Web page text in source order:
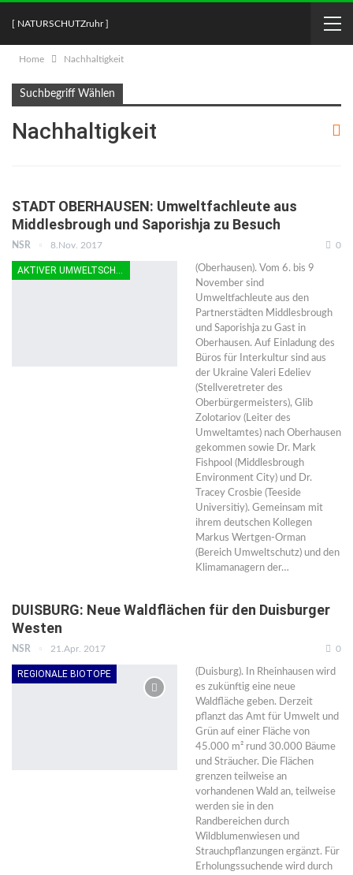
[ NATURSCHUTZruhr ]
Home Nachhaltigkeit
Suchbegriff Wählen
Nachhaltigkeit
STADT OBERHAUSEN: Umweltfachleute aus
Middlesbrough und Saporishja zu Besuch
NSR 8.Nov. 2017 0
(Oberhausen). Vom 6. bis 9
November sind
Umweltfachleute aus den
Partnerstädten Middlesbrough
und Saporishja zu Gast in
Oberhausen. Auf Einladung des
Büros für Interkultur sind aus
der Ukraine Valeri Edeliev
(Stellveretreter des
Oberbürgermeisters), Glib
Zolotariov (Leiter des
Umweltamtes) nach Oberhausen
gekommen sowie Dr. Mark
Fishpool (Middlesbrough
Environment City) und Dr.
Tracey Crosbie (Teeside
Universitiy). Gemeinsam mit
ihrem deutschen Kollegen
Markus Wertgen-Orman
(Bereich Umweltschutz) und den
Klimamanagern der…
DUISBURG: Neue Waldflächen für den Duisburger
Westen
NSR 21.Apr. 2017 0
REGIONALE BIOTOPE
(Duisburg). In Rheinhausen wird
es zukünftig eine neue
Waldfläche geben. Derzeit
pflanzt das Amt für Umwelt und
Grün auf einer Fläche von
45.000 m² rund 30.000 Bäume
und Sträucher. Die Flächen
grenzen teilweise an
vorhandenen Wald an, teilweise
werden sie in den
Randbereichen durch
Wildblumenwiesen und
Strauchpflanzungen ergänzt. Für
Erholungssuchende wird durch